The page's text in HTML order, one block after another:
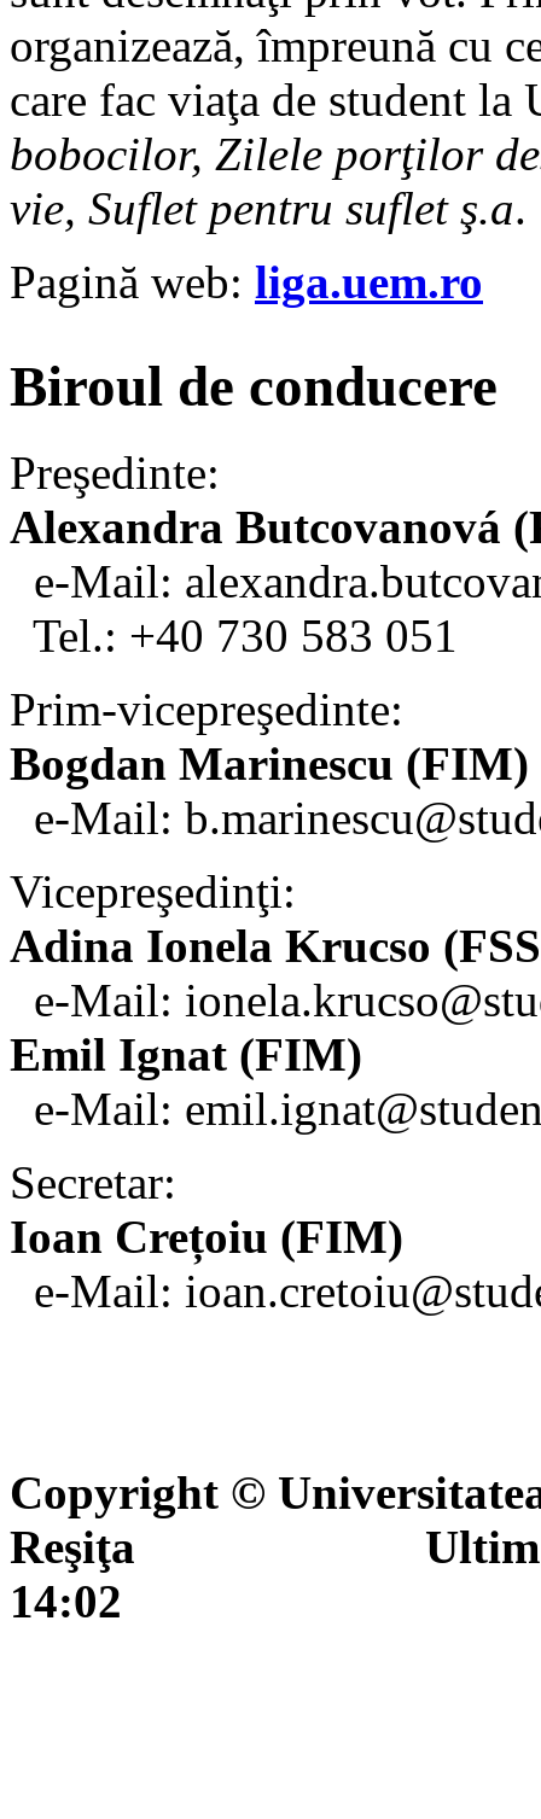
organizează, împreună cu
care fac viaţa de student
bobocilor, Zilele porţilor
vie, Suflet pentru suflet ş.a.
Pagină web: liga.uem.ro
Biroul de conducere
Preşedinte:
Alexandra Butcovanová
e-Mail:
Tel.: +40 730 583 051
Prim-vicepreşedinte:
Bogdan Marinescu (FIM)
e-Mail:
Vicepreşedinţi:
Adina Ionela Krucso
e-Mail:
Emil Ignat (FIM)
e-Mail:
Secretar:
Ioan Crețoiu (FIM)
e-Mail:
Copyright ©
Reşiţa Ultima
14:02